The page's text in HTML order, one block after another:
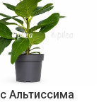
Альтиссима